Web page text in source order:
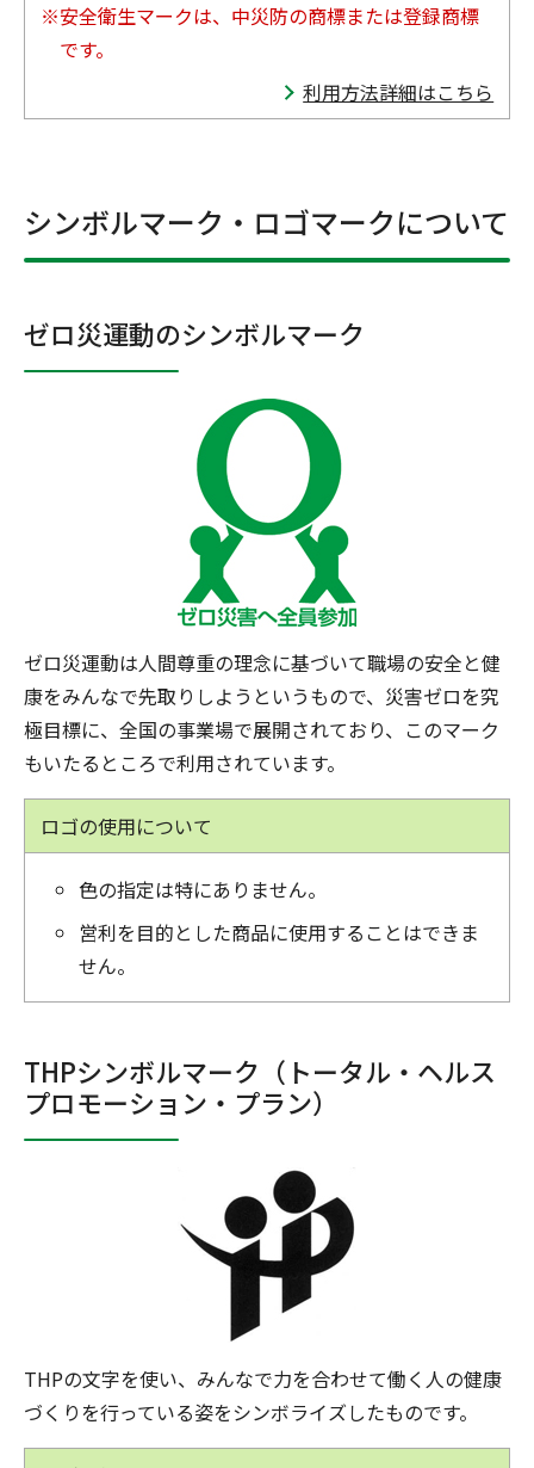
※安全衛生マークは、中災防の商標または登録商標
です。
利用方法詳細はこちら
シンボルマーク・ロゴマークについて
ゼロ災運動のシンボルマーク
ゼロ災運動は人間尊重の理念に基づいて職場の安全と健
康をみんなで先取りしようというもので、災害ゼロを究
極目標に、全国の事業場で展開されており、このマーク
もいたるところで利用されています。
ロゴの使用について
色の指定は特にありません。
営利を目的とした商品に使用することはできま
せん。
THPシンボルマーク（トータル・ヘルス
プロモーション・プラン）
THPの文字を使い、みんなで力を合わせて働く人の健康
づくりを行っている姿をシンボライズしたものです。